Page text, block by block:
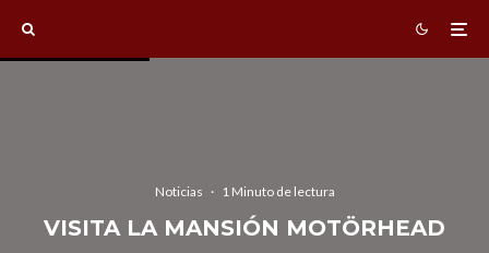
Noticias · 1 Minuto de lectura
VISITA LA MANSIÓN MOTÖRHEAD